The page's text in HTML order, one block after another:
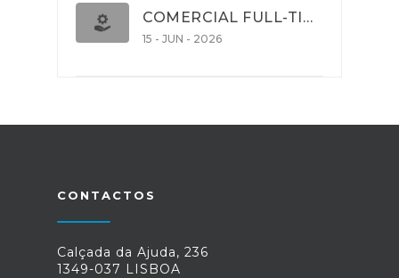
COMERCIAL FULL-TIME
15 - JUN - 2026
CONTACTOS
Calçada da Ajuda, 236
1349-037 LISBOA